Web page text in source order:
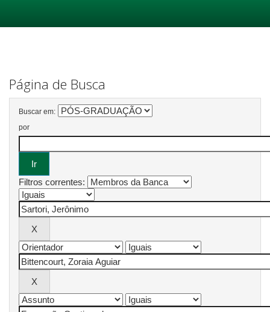
Página de Busca
Buscar em:
por
Filtros correntes: